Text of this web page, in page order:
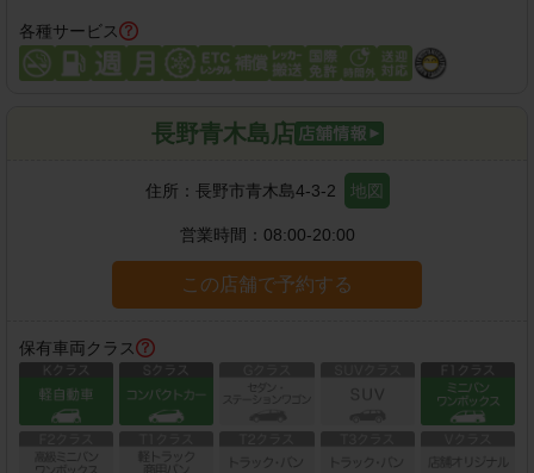
各種サービス
長野青木島店
住所： 長野市青木島4-3-2 地図
営業時間： 08:00-20:00
この店舗で予約する
保有車両クラス